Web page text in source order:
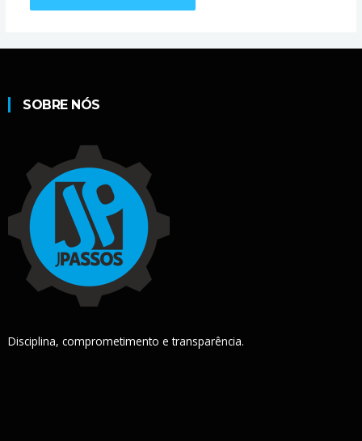
SOBRE NÓS
Disciplina, comprometimento e transparência.